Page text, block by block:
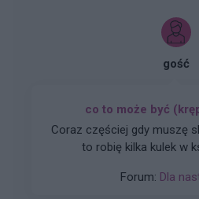
gość
co to może być
Coraz częściej gdy muszę
to robię kilka kulek w
do odbytu. Ból jest dosyć
Forum: Dla